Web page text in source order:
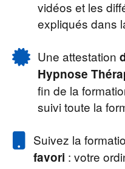
vidéos et les
expliqués dans
Une attestation
Hypnose
fin de la
suivi toute la
Suivez la
favori : votre